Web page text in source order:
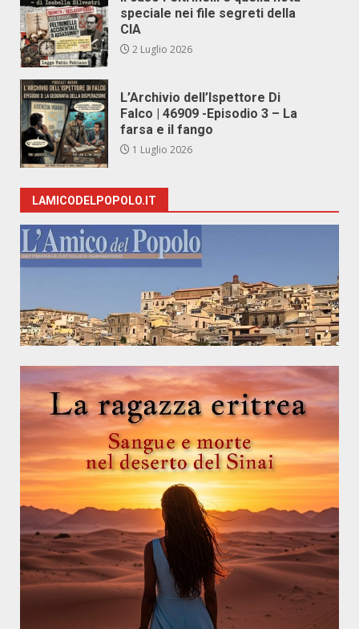
speciale nei file segreti della
CIA
2 Luglio 2026
L’Archivio dell’Ispettore Di
Falco | 46909 -Episodio 3 – La
farsa e il fango
1 Luglio 2026
LAMICODELPOPOLO.IT